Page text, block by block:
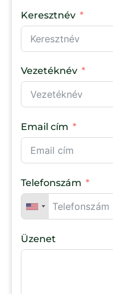
Keresztnév
Vezetéknév
Email cím
Telefonszám
Üzenet